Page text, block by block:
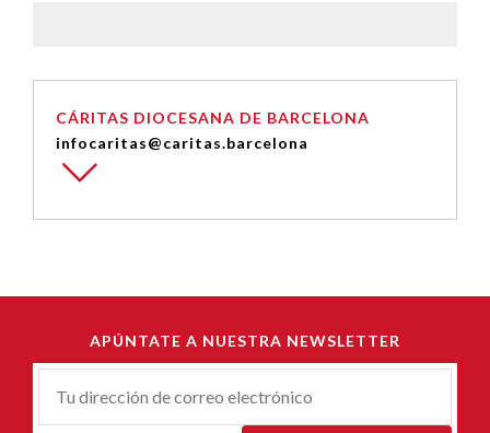
CÁRITAS DIOCESANA DE BARCELONA
infocaritas@caritas.barcelona
APÚNTATE A NUESTRA NEWSLETTER
Correu-